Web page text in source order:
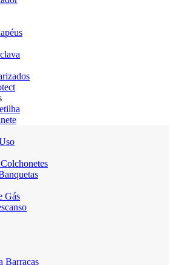
Gás
Barracas